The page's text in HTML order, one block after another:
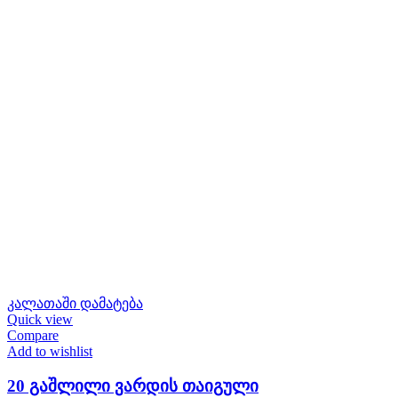
კალათაში დამატება
Quick view
Compare
Add to wishlist
20 გაშლილი ვარდის თაიგული